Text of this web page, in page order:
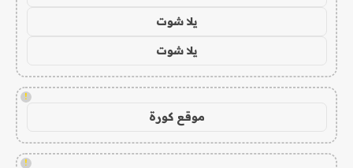
يلا شوت
يلا شوت
!
موقع كورة
!